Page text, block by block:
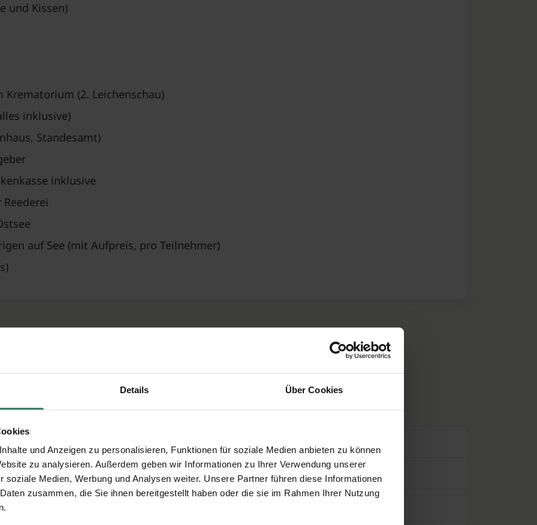
Details Über Cookies
und Anzeigen zu personalisieren, Funktionen für soziale Medien anbieten zu können
zu analysieren. Außerdem geben wir Informationen zu Ihrer Verwendung unserer
soziale Medien, Werbung und Analysen weiter. Unsere Partner führen diese Informationen
zusammen, die Sie ihnen bereitgestellt haben oder die sie im Rahmen Ihrer Nutzung
und Kissen)
(2. Leichenschau)
inklusive)
Standesamt)
inklusive
auf See (mit Aufpreis, pro Teilnehmer)
- nur auf Ihren Wunsch
abhängig von Ihrer Wahl